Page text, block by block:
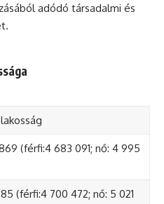
adódó társadalmi és
(férfi:4 683 091; nő: 4 995
(férfi:4 700 472; nő: 5 021